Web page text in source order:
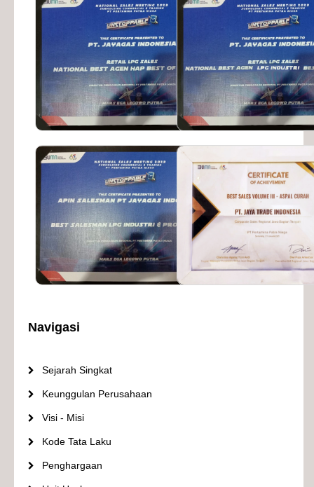
Navigasi
Sejarah Singkat
Keunggulan Perusahaan
Visi - Misi
Kode Tata Laku
Penghargaan